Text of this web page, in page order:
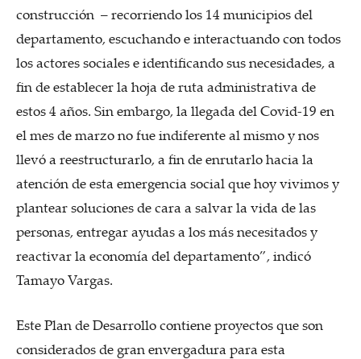
construcción – recorriendo los 14 municipios del
departamento, escuchando e interactuando con todos
los actores sociales e identificando sus necesidades, a
fin de establecer la hoja de ruta administrativa de
estos 4 años. Sin embargo, la llegada del Covid-19 en
el mes de marzo no fue indiferente al mismo y nos
llevó a reestructurarlo, a fin de enrutarlo hacia la
atención de esta emergencia social que hoy vivimos y
plantear soluciones de cara a salvar la vida de las
personas, entregar ayudas a los más necesitados y
reactivar la economía del departamento”, indicó
Tamayo Vargas.
Este Plan de Desarrollo contiene proyectos que son
considerados de gran envergadura para esta